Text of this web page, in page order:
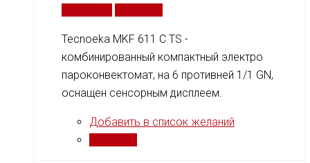
Tecnoeka MKF 611 C TS -
комбинированный компактный электро
пароконвектомат, на 6 противней 1/1 GN,
оснащен сенсорным дисплеем.
Добавить в список желаний